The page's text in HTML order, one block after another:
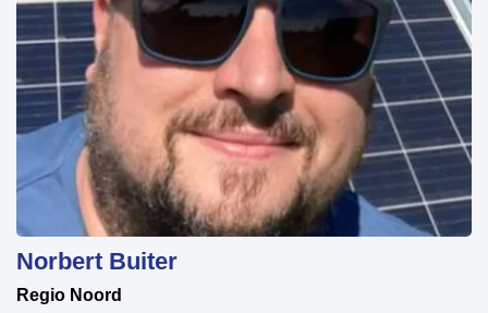
Norbert Buiter
Regio Noord